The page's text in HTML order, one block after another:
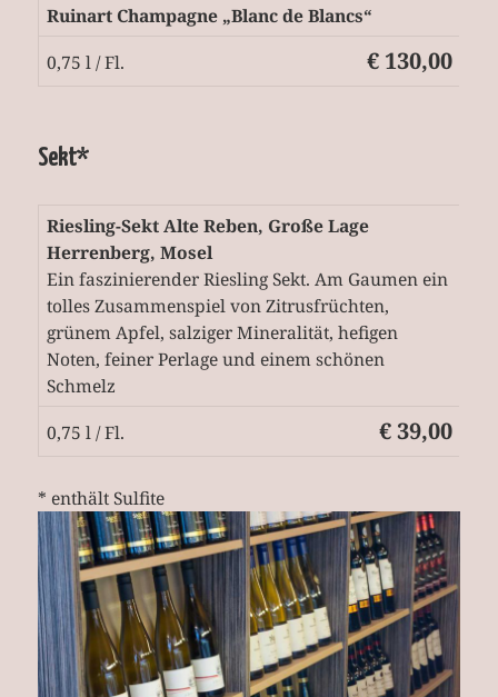
Ruinart Champagne „Blanc de Blancs“
0,75 l / Fl.
€ 130,00
Sekt*
Riesling-Sekt Alte Reben, Große Lage
Herrenberg, Mosel
Ein faszinierender Riesling Sekt. Am Gaumen ein
tolles Zusammenspiel von Zitrusfrüchten,
grünem Apfel, salziger Mineralität, hefigen
Noten, feiner Perlage und einem schönen
Schmelz
0,75 l / Fl.
€ 39,00
* enthält Sulfite